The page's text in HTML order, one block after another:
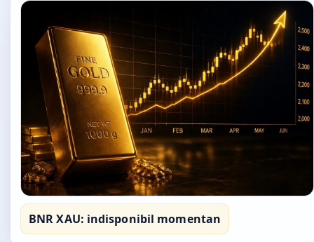
BNR XAU: indisponibil momentan